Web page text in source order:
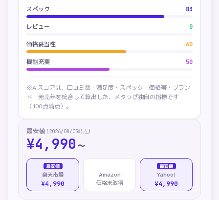
スペック
83
レビュー 0
価格妥当性 60
機能充実 50
※AIスコアは、口コミ数・満足度・スペック・価格帯・ブラン
ド・発売年を統合して算出した、メタっぴ独自の指標です
（100点満点）。
最安値 (2026/08/03時点)
¥4,990 〜
最安値
楽天市場
¥4,990
Amazon
価格未取得
最安値
Yahoo!
¥4,990